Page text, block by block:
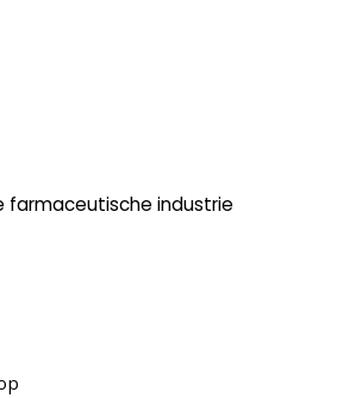
farmaceutische industrie